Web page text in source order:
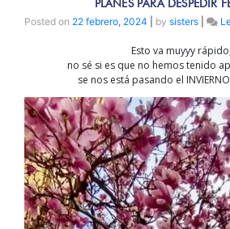
PLANES PARA DESPEDIR
Posted on 22 febrero, 2024 by sisters
Esto va muyyy rápido,
no sé si es que no hemos tenido
se nos está pasando el